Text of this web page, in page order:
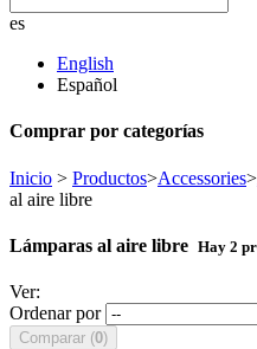
es
English
Español
Comprar por categorías
Inicio > Productos>Accessories>
al aire libre
Lámparas al aire libre Hay 2
Ver:
Ordenar por
Comparar (0)